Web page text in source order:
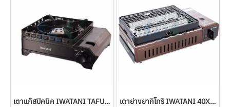
เตาแก๊สปิคนิค IWATANI TAFUMARU (CB-ODX-1) เตาย่างยากิโทริ IWATANI 40X21 ซม.